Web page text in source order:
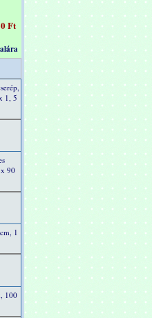
0 Ft
1, 5
90
1
100